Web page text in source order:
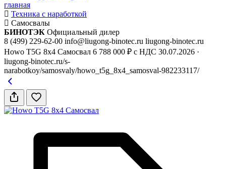
главная
Техника с наработкой
Самосвалы
БИНОТЭК Официальный дилер
8 (499) 229-62-00 info@liugong-binotec.ru liugong-binotec.ru
Howo T5G 8x4 Самосвал 6 788 000 ₽ с НДС 30.07.2026 ·
liugong-binotec.ru/s-
narabotkoy/samosvaly/howo_t5g_8x4_samosval-982233117/